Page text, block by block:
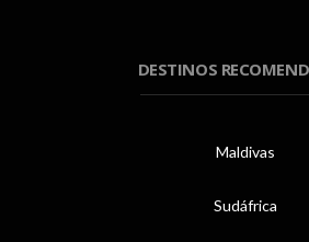
DESTINOS
Maldivas
Sudáfrica